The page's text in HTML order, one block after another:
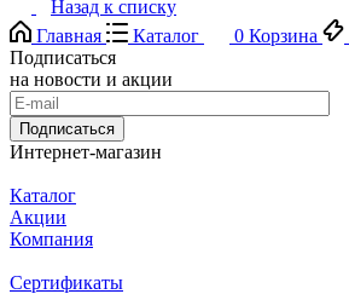
Назад к списку
Главная
Каталог 0 Корзина
Подписаться
на новости и акции
Подписаться
Интернет-магазин
Каталог
Акции
Компания
Сертификаты